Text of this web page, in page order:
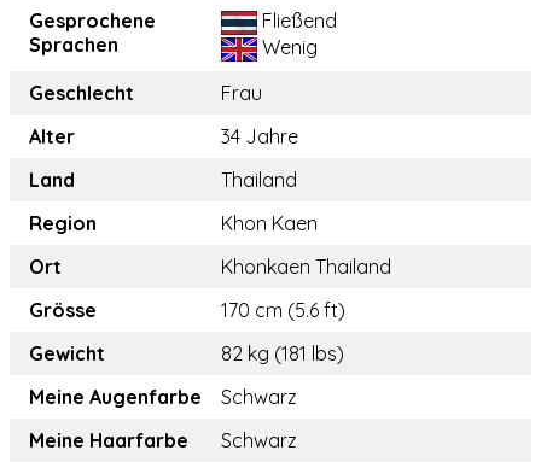
Gesprochene
Sprachen
Fließend
Wenig
Geschlecht
Frau
Alter
34 Jahre
Land
Thailand
Region
Khon Kaen
Ort
Khonkaen Thailand
Grösse
170 cm (5.6 ft)
Gewicht
82 kg (181 lbs)
Meine Augenfarbe
Schwarz
Meine Haarfarbe
Schwarz